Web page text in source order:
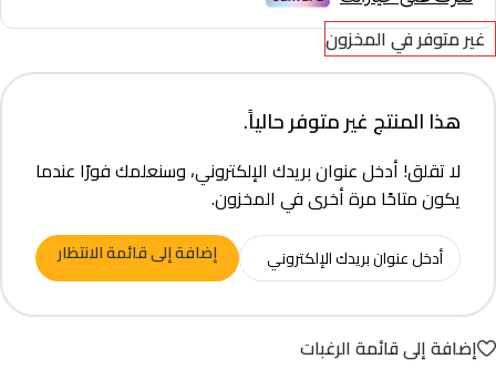
غير متوفر في المخزون
هذا المنتج غير متوفر حالياً.
لا تقلق! أدخل عنوان بريدك الإلكتروني، وسنعلمك فورًا عندما
يكون متاحًا مرة أخرى في المخزون.
إضافة إلى قائمة الانتظار
إضافة إلى قائمة الرغبات